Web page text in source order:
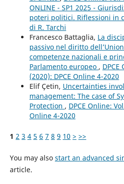
ONLINE - SP1 2025 -
poteri politici. Riflessioni in
di R. Tarchi
Francesco Battaglia, La
passivo nel diritto
competenze nazionali e
Parlamento europeo ,
(2020): DPCE Online 4-2020
Elif Çetin, Uncertainties
management: The case of
Protection , DPCE Online:
Online 4-2020
1 2 3 4 5 6 7 8 9 10 > >>
You may also start an advanced
article.